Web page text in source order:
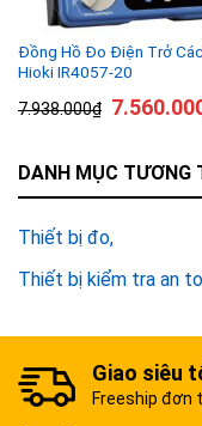
Đồng Hồ Đo Điện Trở
Hioki IR4057-20
7.938.000₫
DANH MỤC TƯƠNG
Thiết bị đo
Thiết bị kiểm tra an
Giao siêu
Freeship đơn